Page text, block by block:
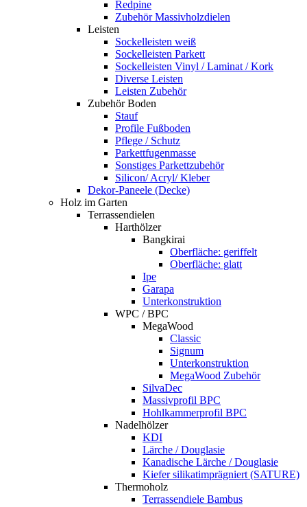
Redpine
Zubehör Massivholzdielen
Leisten
Sockelleisten weiß
Sockelleisten Parkett
Sockelleisten Vinyl / Laminat / Kork
Diverse Leisten
Leisten Zubehör
Zubehör Boden
Stauf
Profile Fußboden
Pflege / Schutz
Parkettfugenmasse
Sonstiges Parkettzubehör
Silicon/ Acryl/ Kleber
Dekor-Paneele (Decke)
Holz im Garten
Terrassendielen
Harthölzer
Bangkirai
Oberfläche: geriffelt
Oberfläche: glatt
Ipe
Garapa
Unterkonstruktion
WPC / BPC
MegaWood
Classic
Signum
Unterkonstruktion
MegaWood Zubehör
SilvaDec
Massivprofil BPC
Hohlkammerprofil BPC
Nadelhölzer
KDI
Lärche / Douglasie
Kanadische Lärche / Douglasie
Kiefer silikatimprägniert (SATURE)
Thermoholz
Terrassendiele Bambus